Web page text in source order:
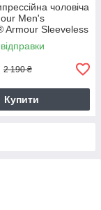
чоловіча
Men's
Armour Sleeveless
090)
2 190 ₴
Купити